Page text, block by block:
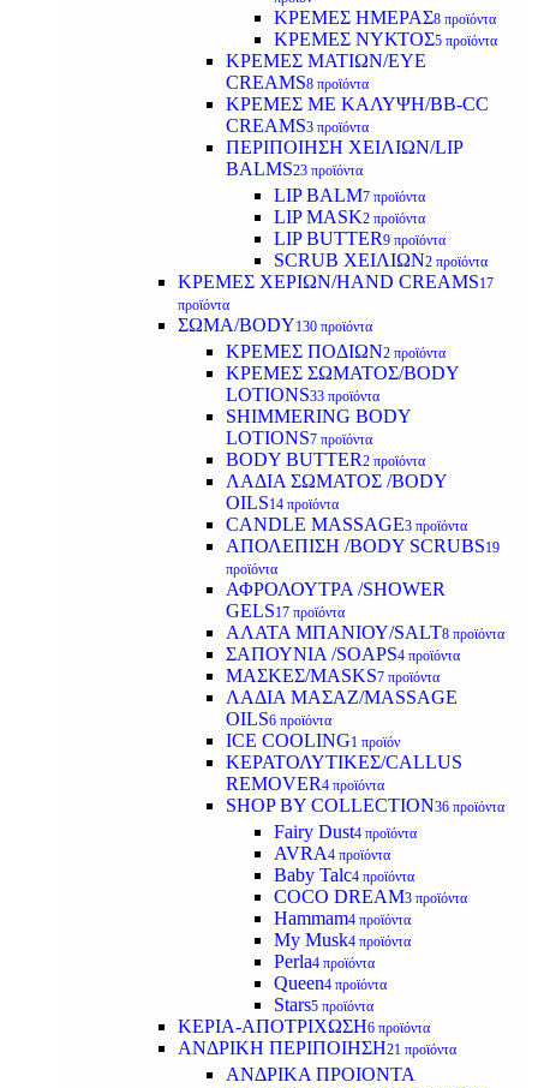
ΚΡΕΜΕΣ ΗΜΕΡΑΣ8 προϊόντα
ΚΡΕΜΕΣ ΝΥΚΤΟΣ5 προϊόντα
ΚΡΕΜΕΣ ΜΑΤΙΩΝ/EYE
CREAMS8 προϊόντα
ΚΡΕΜΕΣ ΜΕ ΚΑΛΥΨΗ/BB-CC
CREAMS3 προϊόντα
ΠΕΡΙΠΟΙΗΣΗ ΧΕΙΛΙΩΝ/LIP
BALMS23 προϊόντα
LIP BALM7 προϊόντα
LIP MASK2 προϊόντα
LIP BUTTER9 προϊόντα
SCRUB ΧΕΙΛΙΩΝ2 προϊόντα
ΚΡΕΜΕΣ ΧΕΡΙΩΝ/HAND CREAMS17
προϊόντα
ΣΩΜΑ/BODY130 προϊόντα
ΚΡΕΜΕΣ ΠΟΔΙΩΝ2 προϊόντα
ΚΡΕΜΕΣ ΣΩΜΑΤΟΣ/BODY
LOTIONS33 προϊόντα
SHIMMERING BODY
LOTIONS7 προϊόντα
BODY BUTTER2 προϊόντα
ΛΑΔΙΑ ΣΩΜΑΤΟΣ /BODY
OILS14 προϊόντα
CANDLE MASSAGE3 προϊόντα
ΑΠΟΛΕΠΙΣΗ /BODY SCRUBS19
προϊόντα
ΑΦΡΟΛΟΥΤΡΑ /SHOWER
GELS17 προϊόντα
ΑΛΑΤΑ ΜΠΑΝΙΟΥ/SALT8 προϊόντα
ΣΑΠΟΥΝΙΑ /SOAPS4 προϊόντα
ΜΑΣΚΕΣ/MASKS7 προϊόντα
ΛΑΔΙΑ ΜΑΣΑΖ/MASSAGE
OILS6 προϊόντα
ICE COOLING1 προϊόν
ΚΕΡΑΤΟΛΥΤΙΚΕΣ/CALLUS
REMOVER4 προϊόντα
SHOP BY COLLECTION36 προϊόντα
Fairy Dust4 προϊόντα
AVRA4 προϊόντα
Baby Talc4 προϊόντα
COCO DREAM3 προϊόντα
Hammam4 προϊόντα
My Musk4 προϊόντα
Perla4 προϊόντα
Queen4 προϊόντα
Stars5 προϊόντα
ΚΕΡΙΑ-ΑΠΟΤΡΙΧΩΣΗ6 προϊόντα
ΑΝΔΡΙΚΗ ΠΕΡΙΠΟΙΗΣΗ21 προϊόντα
ΑΝΔΡΙΚΑ ΠΡΟΙΟΝΤΑ